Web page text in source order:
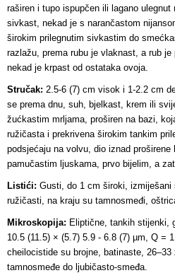
raširen i tupo ispupčen ili lagano
sivkast, nekad je s narančastom
širokim prilegnutim sivkastim do
razlažu, prema rubu je vlaknast, a rub
nekad je krpast od ostataka ovoja.
Stručak: 2.5-6 (7) cm visok i 1-2.2 cm
se prema dnu, suh, bjelkast, krem ili
žućkastim mrljama, proširen na bazi,
ružičasta i prekrivena širokim tankim
podsjećaju na volvu, dio iznad proširene
pamučastim ljuskama, prvo bijelim, a
Listići: Gusti, do 1 cm široki, izmiješani
ružičasti, na kraju su tamnosmeđi,
Mikroskopija: Eliptične, tankih stijenki,
10.5 (11.5) × (5.7) 5.9 - 6.8 (7) µm, Q =
cheilocistide su brojne, batinaste,
tamnosmeđe do ljubičasto-smeđa.